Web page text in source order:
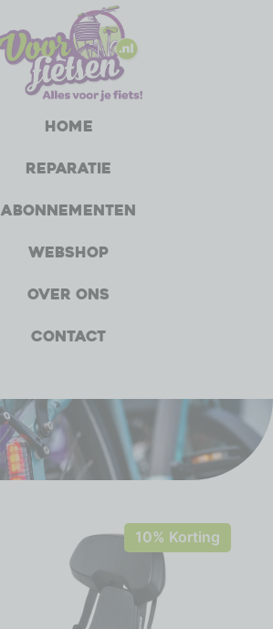
Home
Reparatie
Abonnementen
Webshop
Over ons
Contact
10% Korting